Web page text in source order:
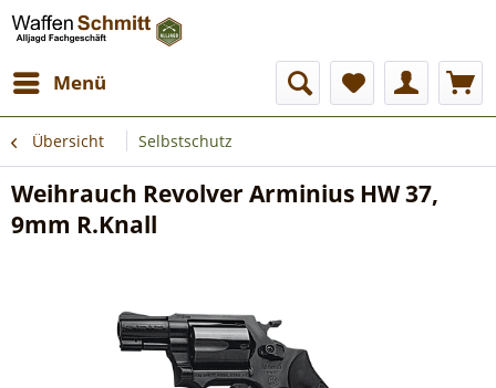
Menü
Übersicht Selbstschutz
Weihrauch Revolver Arminius HW 37,
9mm R.Knall